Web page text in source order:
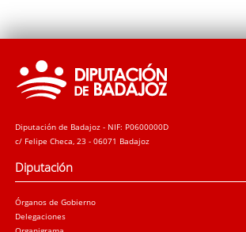
Diputación de Badajoz - NIF: P0600000D
c/ Felipe Checa, 23 - 06071 Badajoz
Diputación
Órganos de Gobierno
Delegaciones